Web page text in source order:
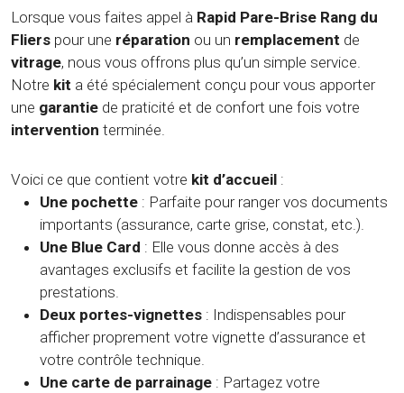
Lorsque vous faites appel à Rapid Pare-Brise Rang du
Fliers pour une réparation ou un remplacement de
vitrage, nous vous offrons plus qu’un simple service.
Notre kit a été spécialement conçu pour vous apporter
une garantie de praticité et de confort une fois votre
intervention terminée.
Voici ce que contient votre kit d’accueil :
Une pochette : Parfaite pour ranger vos documents
importants (assurance, carte grise, constat, etc.).
Une Blue Card : Elle vous donne accès à des
avantages exclusifs et facilite la gestion de vos
prestations.
Deux portes-vignettes : Indispensables pour
afficher proprement votre vignette d’assurance et
votre contrôle technique.
Une carte de parrainage : Partagez votre